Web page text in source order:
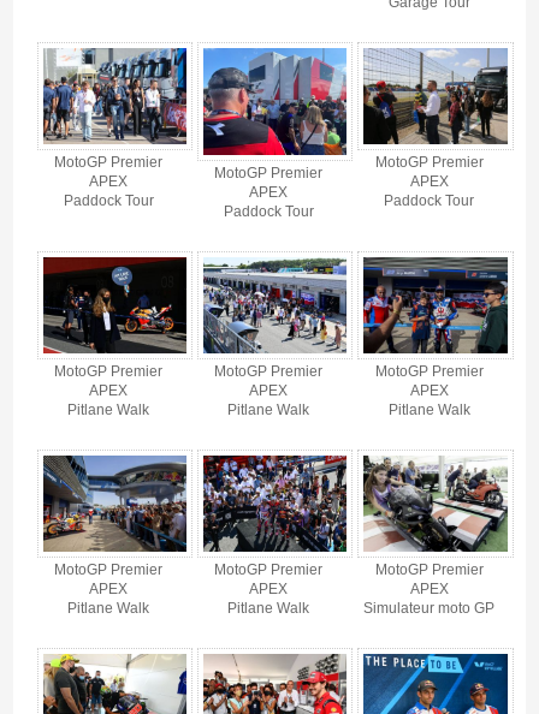
MotoGP Premier
APEX
Paddock Tour
MotoGP Premier
APEX
Paddock Tour
MotoGP Premier
APEX
Paddock Tour
MotoGP Premier
APEX
Pitlane Walk
MotoGP Premier
APEX
Pitlane Walk
MotoGP Premier
APEX
Pitlane Walk
MotoGP Premier
APEX
Pitlane Walk
MotoGP Premier
APEX
Pitlane Walk
MotoGP Premier
APEX
Simulateur moto GP